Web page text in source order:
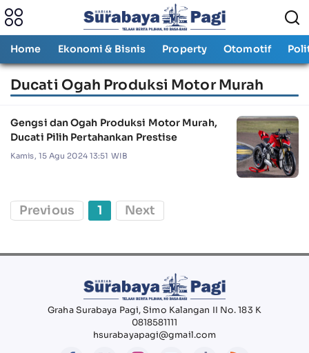
Home Ekonomi & Bisnis Property Otomotif
Ducati Ogah Produksi Motor Murah
Gengsi dan Ogah Produksi Motor Murah,
Ducati Pilih Pertahankan Prestise
Kamis, 15 Agu 2024 13:51 WIB
Previous 1 Next
Graha Surabaya Pagi, Simo Kalangan II No. 183 K
0818581111
hsurabayapagi@gmail.com